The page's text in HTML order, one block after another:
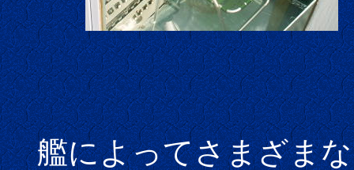
艦によってさまざまな